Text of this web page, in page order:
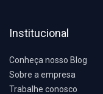
Institucional
Conheça nosso Blog
Sobre a empresa
Trabalhe conosco